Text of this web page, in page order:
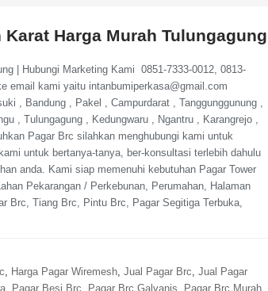
Harga Murah Tulungagung
| Hubungi Marketing Kami 0851-7333-0012, 0813-
email kami yaitu intanbumiperkasa@gmail.com
, Bandung , Pakel , Campurdarat , Tanggunggunung ,
, Tulungagung , Kedungwaru , Ngantru , Karangrejo ,
Pagar Brc silahkan menghubungi kami untuk
untuk bertanya-tanya, ber-konsultasi terlebih dahulu
anda. Kami siap memenuhi kebutuhan Pagar Tower
Pekarangan / Perkebunan, Perumahan, Halaman
Brc, Tiang Brc, Pintu Brc, Pagar Segitiga Terbuka,
, Harga Pagar Wiremesh, Jual Pagar Brc, Jual Pagar
Pagar Besi Brc Pagar Brc Galvanis Pagar Brc Murah